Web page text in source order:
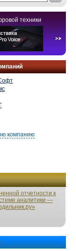
техники
компанию
отчетности к
аналитики —